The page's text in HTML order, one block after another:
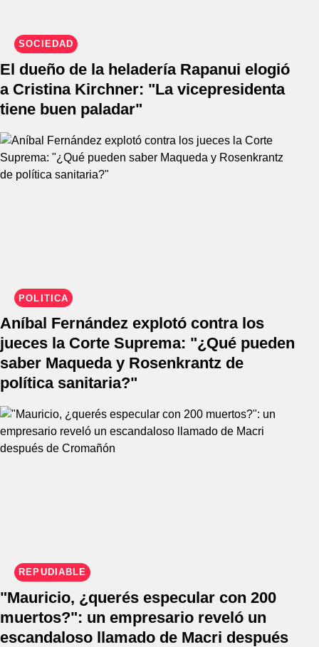
SOCIEDAD
El dueño de la heladería Rapanui elogió
a Cristina Kirchner: "La vicepresidenta
tiene buen paladar"
POLÍTICA
Aníbal Fernández explotó contra los
jueces la Corte Suprema: "¿Qué pueden
saber Maqueda y Rosenkrantz de
política sanitaria?"
REPUDIABLE
"Mauricio, ¿querés especular con 200
muertos?": un empresario reveló un
escandaloso llamado de Macri después